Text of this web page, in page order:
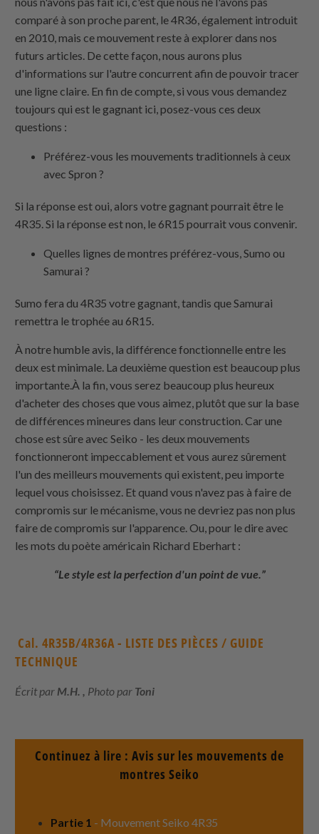
comparé à son proche parent, le 4R36, également introduit
en 2010, mais ce mouvement reste à explorer dans nos
futurs articles. De cette façon, nous aurons plus
d'informations sur l'autre concurrent afin de pouvoir tracer
une ligne claire. En fin de compte, si vous vous demandez
toujours qui est le gagnant ici, posez-vous ces deux
questions :
Préférez-vous les mouvements traditionnels à ceux
avec Spron ?
Si la réponse est oui, alors votre gagnant pourrait être le
4R35. Si la réponse est non, le 6R15 pourrait vous convenir.
Quelles lignes de montres préférez-vous, Sumo ou
Samurai ?
Sumo fera du 4R35 votre gagnant, tandis que Samurai
remettra le trophée au 6R15.
À notre humble avis, la différence fonctionnelle entre les
deux est minimale. La deuxième question est beaucoup plus
importante.À la fin, vous serez beaucoup plus heureux
d'acheter des choses que vous aimez, plutôt que sur la base
de différences mineures dans leur construction. Car une
chose est sûre avec Seiko - les deux mouvements
fonctionneront impeccablement et vous aurez sûrement
l'un des meilleurs mouvements qui existent, peu importe
lequel vous choisissez. Et quand vous n'avez pas à faire de
compromis sur le mécanisme, vous ne devriez pas non plus
faire de compromis sur l'apparence. Ou, pour le dire avec
les mots du poète américain Richard Eberhart :
“Le style est la perfection d'un point de vue.”
Cal. 4R35B/4R36A - LISTE DES PIÈCES / GUIDE
TECHNIQUE
Écrit par M.H. , Photo par Toni
Continuez à lire : Avis sur les mouvements de
montres Seiko
Partie 1 - Mouvement Seiko 4R35